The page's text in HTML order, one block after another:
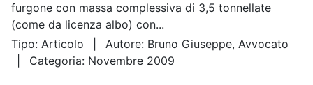
furgone con massa complessiva di 3,5 tonnellate
(come da licenza albo) con...
Tipo: Articolo Autore: Bruno Giuseppe, Avvocato
Categoria: Novembre 2009